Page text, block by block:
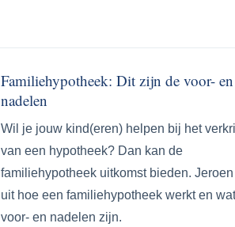
Familiehypotheek: Dit zijn de voor- en
nadelen
Wil je jouw kind(eren) helpen bij het
van een hypotheek? Dan kan de
familiehypotheek uitkomst bieden.
uit hoe een familiehypotheek werkt en
voor- en nadelen zijn.